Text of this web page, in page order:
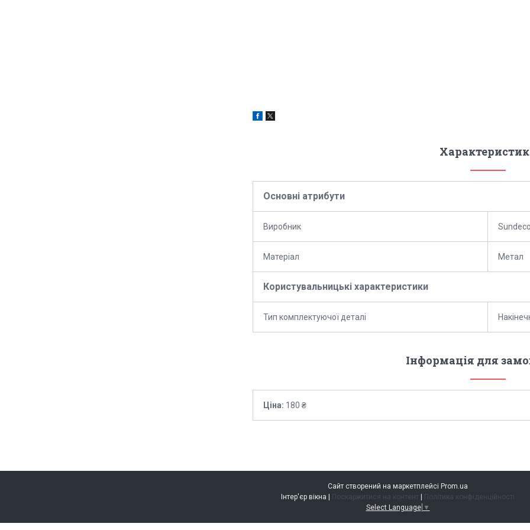
Основні атрибути
Виробник
Матеріал Метал
Користувальницькі характеристики
Тип комплектуючої деталі
Інформація для
Ціна: 180 ₴
Сайт створений на маркетплейсі Prom.ua
Інтер'єр вікна | Поскаржитися на контент | Політика конфіденційності
Select Language ▼